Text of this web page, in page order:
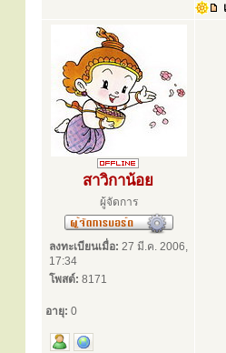
สาวิกาน้อย
ผู้จัดการ
ลงทะเบียนเมื่อ: 27 มี.ค. 2006,
17:34
โพสต์: 8171
อายุ: 0